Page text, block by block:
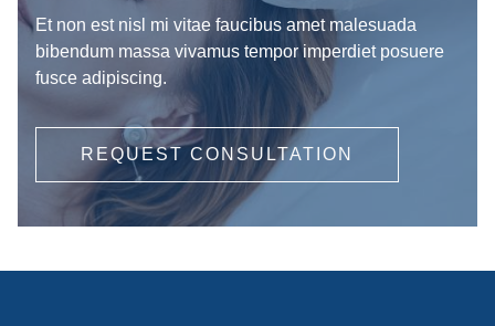
Et non est nisl mi vitae faucibus amet malesuada
bibendum massa vivamus tempor imperdiet posuere
fusce adipiscing.
REQUEST CONSULTATION